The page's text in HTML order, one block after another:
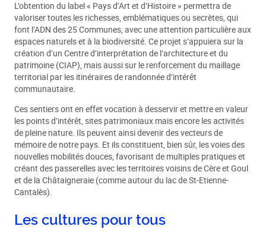
L’obtention du label « Pays d’Art et d’Histoire » permettra de
valoriser toutes les richesses, emblématiques ou secrètes, qui
font l’ADN des 25 Communes, avec une attention particulière aux
espaces naturels et à la biodiversité. Ce projet s’appuiera sur la
création d’un Centre d’interprétation de l’architecture et du
patrimoine (CIAP), mais aussi sur le renforcement du maillage
territorial par les itinéraires de randonnée d’intérêt
communautaire.
Ces sentiers ont en effet vocation à desservir et mettre en valeur
les points d’intérêt, sites patrimoniaux mais encore les activités
de pleine nature. Ils peuvent ainsi devenir des vecteurs de
mémoire de notre pays. Et ils constituent, bien sûr, les voies des
nouvelles mobilités douces, favorisant de multiples pratiques et
créant des passerelles avec les territoires voisins de Cère et Goul
et de la Châtaigneraie (comme autour du lac de St-Etienne-
Cantalès).
Les cultures pour tous